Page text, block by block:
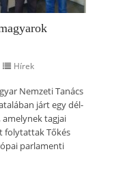
Hírek
Nemzeti Tanács
járt egy dél-
amelynek tagjai
folytattak Tőkés
parlamenti